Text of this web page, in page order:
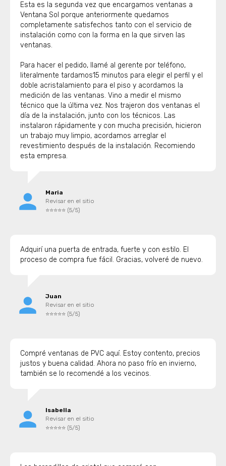
Esta es la segunda vez que encargamos ventanas a
Ventana Sol porque anteriormente quedamos
completamente satisfechos tanto con el servicio de
instalación como con la forma en la que sirven las
ventanas.
Para hacer el pedido, llamé al gerente por teléfono,
literalmente tardamos15 minutos para elegir el perfil y el
doble acristalamiento para el piso y acordamos la
medición de las ventanas. Vino a medir el mismo
técnico que la última vez. Nos trajeron dos ventanas el
día de la instalación, junto con los técnicos. Las
instalaron rápidamente y con mucha precisión, hicieron
un trabajo muy limpio, acordamos arreglar el
revestimiento después de la instalación. Recomiendo
esta empresa.
Maria
Revisar en el sitio
⭐⭐⭐⭐⭐ (5/5)
Adquirí una puerta de entrada, fuerte y con estilo. El
proceso de compra fue fácil. Gracias, volveré de nuevo.
Juan
Revisar en el sitio
⭐⭐⭐⭐⭐ (5/5)
Compré ventanas de PVC aquí. Estoy contento, precios
justos y buena calidad. Ahora no paso frío en invierno,
también se lo recomendé a los vecinos.
Isabella
Revisar en el sitio
⭐⭐⭐⭐⭐ (5/5)